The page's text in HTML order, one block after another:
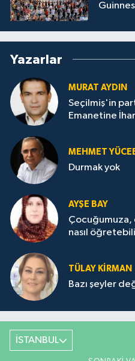
Yazarlar
MURAT AYDIN
Seçilmiş'in
Emanetine
MEHMET
Durmak yok
AYŞE BAY
Çocuğumuza,
nasıl
TÜLAY KİRMAN
Bazı şeyler
İSTANBUL